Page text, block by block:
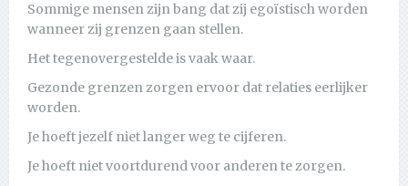
Sommige mensen zijn bang dat zij egoïstisch worden
wanneer zij grenzen gaan stellen.
Het tegenovergestelde is vaak waar.
Gezonde grenzen zorgen ervoor dat relaties eerlijker
worden.
Je hoeft jezelf niet langer weg te cijferen.
Je hoeft niet voortdurend voor anderen te zorgen.